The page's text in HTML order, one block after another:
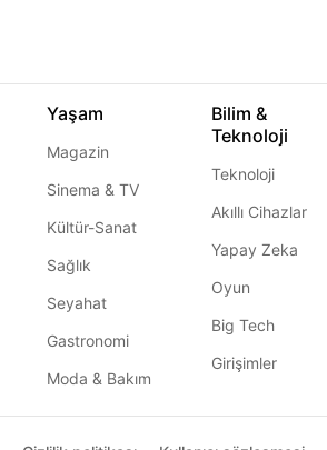
Yaşam
Magazin
Sinema & TV
Kültür-Sanat
Sağlık
Seyahat
Gastronomi
Moda & Bakım
Bilim &
Teknoloji
Teknoloji
Akıllı Cihazlar
Yapay Zeka
Oyun
Big Tech
Girişimler